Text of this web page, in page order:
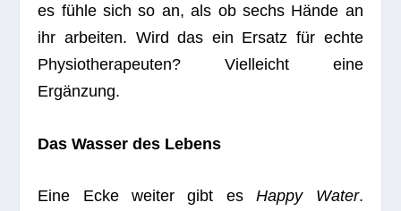
es fühle sich so an, als ob sechs Hände an
ihr arbei­ten. Wird das ein Ersatz für echte
Phy­sio­the­ra­peu­ten? Viel­leicht eine
Ergänzung.
Das Was­ser des Lebens
Eine Ecke wei­ter gibt esHappy Water.